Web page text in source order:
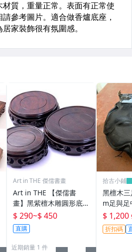
Art in THE 傑儒書畫
Art in THE 【傑儒書
畫】黑紫檀木雕圓形底座
花瓶花盆景底座 佛像底
座 木托實木質鏤空雕花
藝品擺飾座
$ 290~$ 450
直購
近期銷量 1 件
拾古小鋪
黑檀木三
m足與足
徑
二手-
$ 1,200
折扣碼